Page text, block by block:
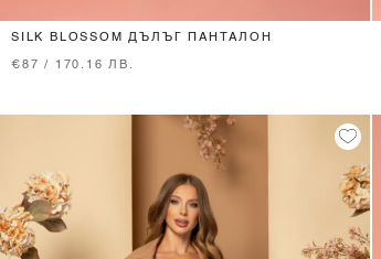
SILK BLOSSOM ДЪЛЪГ ПАНТАЛОН
€87 / 170.16 ЛВ.